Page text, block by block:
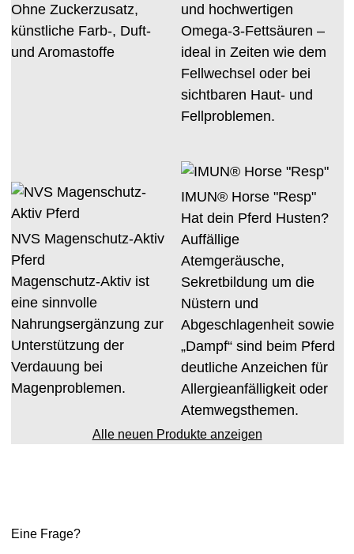
Ohne Zuckerzusatz,
künstliche Farb-, Duft-
und Aromastoffe
und hochwertigen
Omega-3-Fettsäuren –
ideal in Zeiten wie dem
Fellwechsel oder bei
sichtbaren Haut- und
Fellproblemen.
NVS Magenschutz-Aktiv
Pferd
Magenschutz-Aktiv ist
eine sinnvolle
Nahrungsergänzung zur
Unterstützung der
Verdauung bei
Magenproblemen.
IMUN® Horse "Resp"
Hat dein Pferd Husten?
Auffällige
Atemgeräusche,
Sekretbildung um die
Nüstern und
Abgeschlagenheit sowie
„Dampf“ sind beim Pferd
deutliche Anzeichen für
Allergieanfälligkeit oder
Atemwegsthemen.
Alle neuen Produkte anzeigen
Eine Frage?